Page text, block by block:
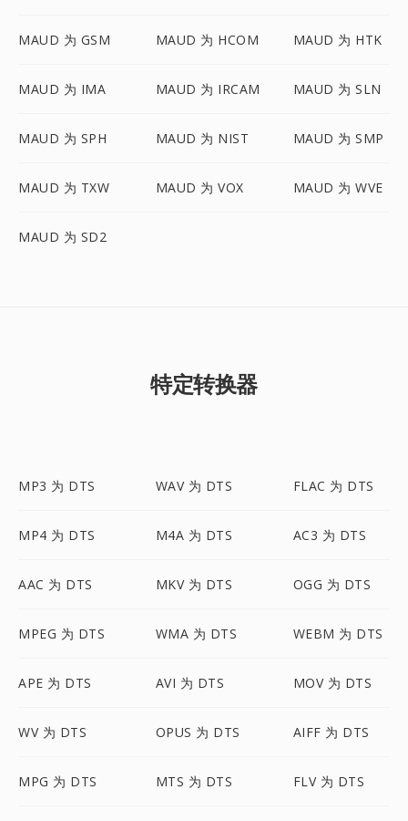
MAUD 为 GSM MAUD 为 HCOM MAUD 为 HTK
MAUD 为 IMA MAUD 为 IRCAM MAUD 为 SLN
MAUD 为 SPH MAUD 为 NIST MAUD 为 SMP
MAUD 为 TXW MAUD 为 VOX MAUD 为 WVE
MAUD 为 SD2
特定转换器
MP3 为 DTS WAV 为 DTS FLAC 为 DTS
MP4 为 DTS M4A 为 DTS AC3 为 DTS
AAC 为 DTS MKV 为 DTS OGG 为 DTS
MPEG 为 DTS WMA 为 DTS WEBM 为 DTS
APE 为 DTS AVI 为 DTS MOV 为 DTS
WV 为 DTS OPUS 为 DTS AIFF 为 DTS
MPG 为 DTS MTS 为 DTS FLV 为 DTS